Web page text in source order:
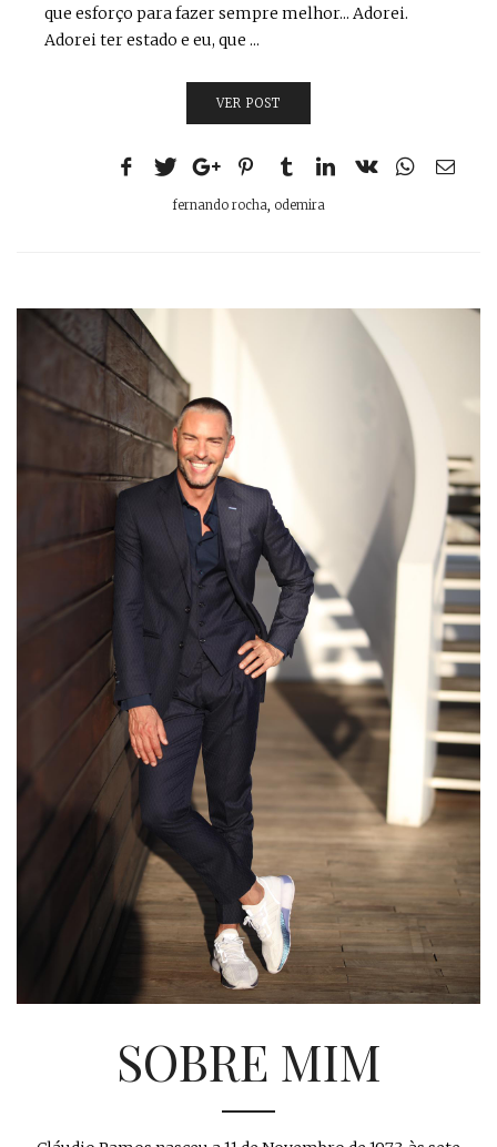
que esforço para fazer sempre melhor... Adorei.
Adorei ter estado e eu, que ...
VER POST
fernando rocha odemira
SOBRE MIM